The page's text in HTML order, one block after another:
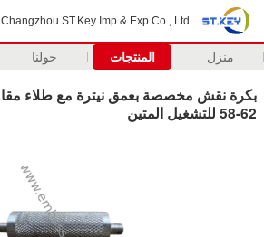
Changzhou ST.Key Imp & Exp Co., Ltd
منزل المنتجات حولنا
58-62 للتشغيل المتين